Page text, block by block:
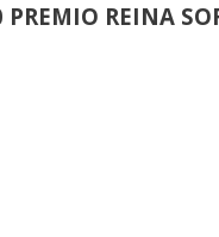
PREMIO REINA